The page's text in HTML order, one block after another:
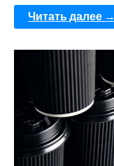
Читать далее →